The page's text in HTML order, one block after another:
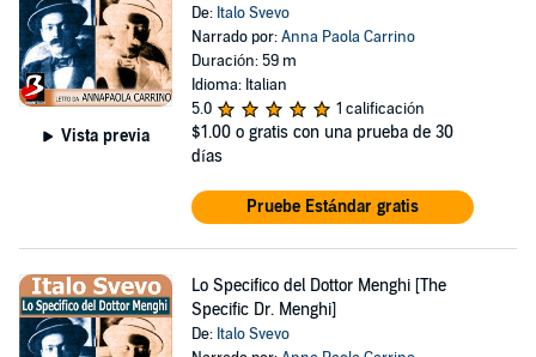
Vista previa
De: Italo Svevo
Narrado por:Anna Paola Carrino
Duración: 59 m
Idioma: Italian
5.0
1 calificación
$1.00 o gratis con una prueba de 30
días
Pruebe Estándar gratis
Lo Specifico del Dottor Menghi [The
Specific Dr. Menghi]
De: Italo Svevo